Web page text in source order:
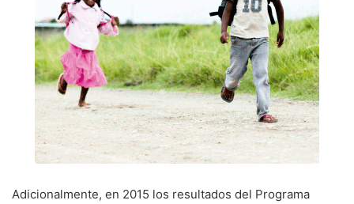
Adicionalmente, en 2015 los resultados del Programa